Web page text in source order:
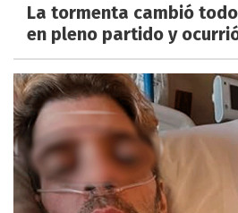
La tormenta cambió
en pleno partido y